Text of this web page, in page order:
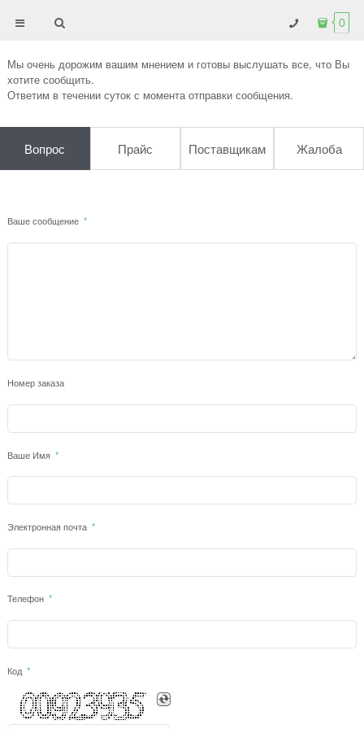
0
Мы очень дорожим вашим мнением и готовы выслушать все, что Вы
хотите сообщить.
Ответим в течении суток с момента отправки сообщения.
Вопрос Прайс Поставщикам Жалоба
Ваше сообщение
Номер заказа
Ваше Имя
Электронная почта
Телефон
Код